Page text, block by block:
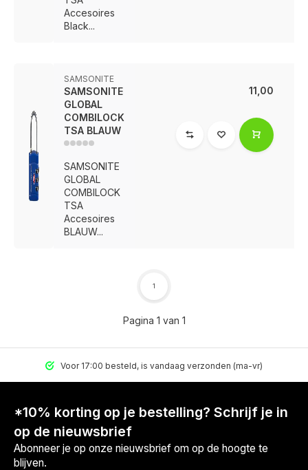
Voor 17:00 besteld, is vandaag verzonden (ma-vr)
Accesoires
Black...
SAMSONITE
SAMSONITE
GLOBAL
COMBILOCK
TSA BLAUW
SAMSONITE
GLOBAL
COMBILOCK
TSA
Accesoires
BLAUW...
11,00
Pagina 1 van 1
1
Voor 17:00 besteld, is vandaag verzonden (ma-vr)
*10% korting op je bestelling? Schrijf je in
op de nieuwsbrief
Abonneer je op onze nieuwsbrief om op de hoogte te
blijven.